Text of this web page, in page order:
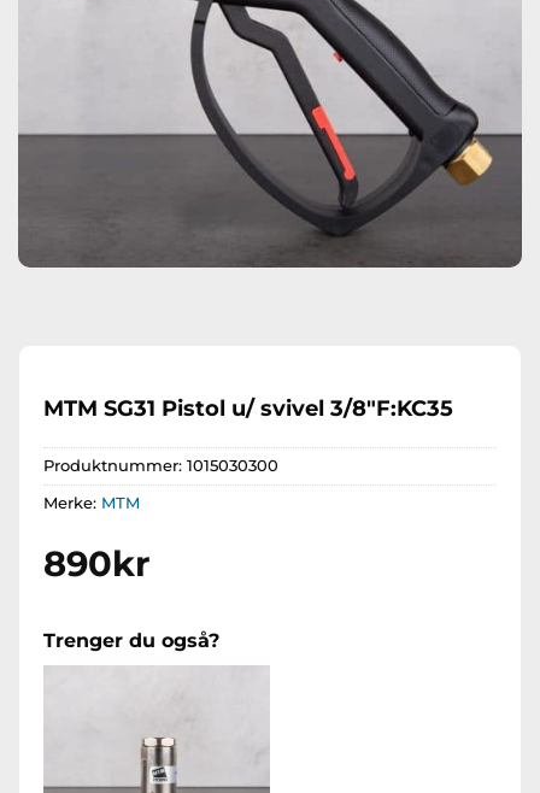
MTM SG31 Pistol u/ svivel 3/8″F:KC35
Produktnummer: 1015030300
Merke: MTM
890kr
Trenger du også?